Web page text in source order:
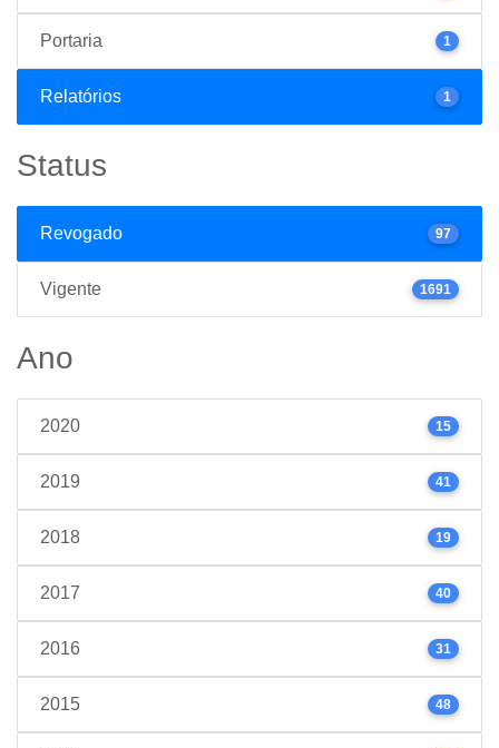
Portaria 1
Relatórios 1
Status
Revogado 97
Vigente 1691
Ano
2020 15
2019 41
2018 19
2017 40
2016 31
2015 48